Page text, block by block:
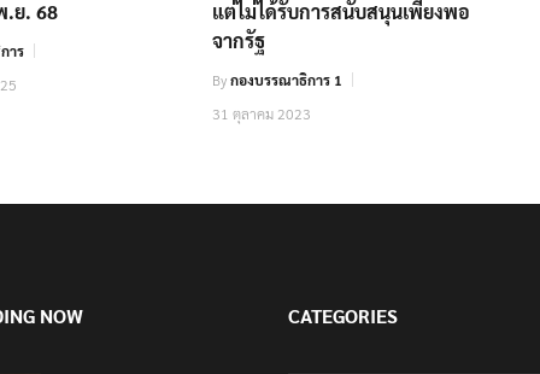
.ย. 68
าร
แต่ไม่ได้รับการสนับสนุนเพียงพอ
จากรัฐ
Byกองบรรณาธิการ 1
31 ตุลาคม 2023
NOW CATEGORIES